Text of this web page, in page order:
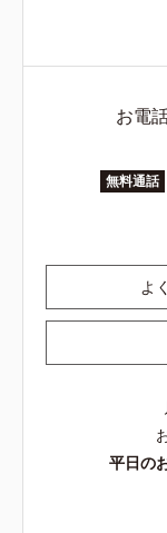
お電
無料通話
よ
平日の